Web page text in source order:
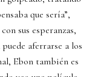
que sería”,
sus esperanzas,
aferrarse a los
Ebon también es